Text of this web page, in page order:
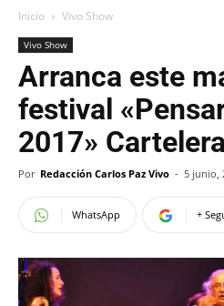
Inicio Vivo Show
Vivo Show
Arranca este
festival
2017»
Por Redacción Carlos Paz Vivo - 5 junio,
WhatsApp +